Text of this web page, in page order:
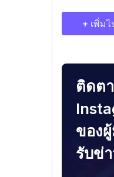
+ เพิ่ม
ติดต
ของ
รับข่